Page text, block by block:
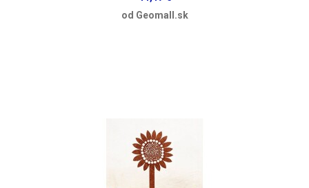
od Geomall.sk